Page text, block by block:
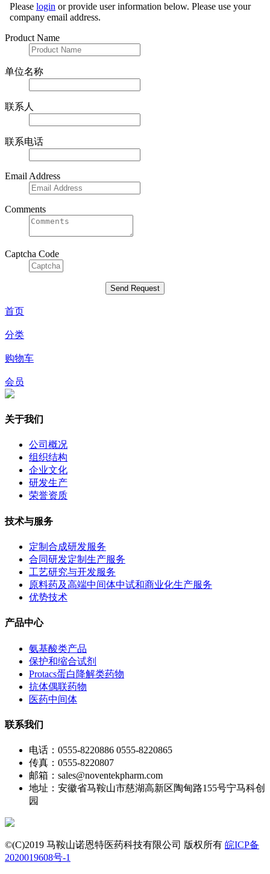
Please login or provide user information below. Please use your
company email address.
Product Name
单位名称
联系人
联系电话
Email Address
Comments
Captcha Code
首页
分类
购物车
会员
关于我们
公司概况
组织结构
企业文化
研发生产
荣誉资质
技术与服务
定制合成研发服务
合同研发定制生产服务
工艺研究与开发服务
原料药及高端中间体中试和商业化生产服务
优势技术
产品中心
氨基酸类产品
保护和缩合试剂
Protacs蛋白降解类药物
抗体偶联药物
医药中间体
联系我们
电话：0555-8220886 0555-8220865
传真：0555-8220807
邮箱：sales@noventekpharm.com
地址：安徽省马鞍山市慈湖高新区陶甸路155号宁马科创
园
©(C)2019 马鞍山诺恩特医药科技有限公司 版权所有 皖ICP备
2020019608号-1